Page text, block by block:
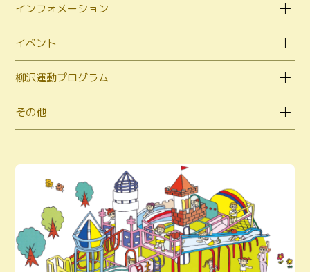
インフォメーション
イベント
柳沢運動プログラム
その他